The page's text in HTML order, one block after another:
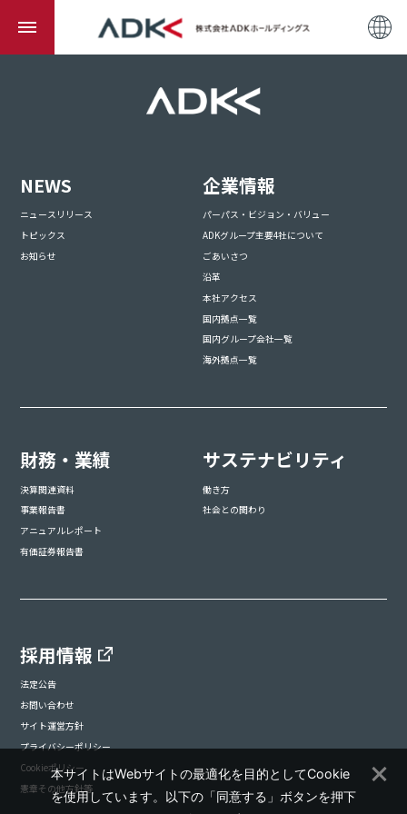
NEWS
ニュースリリース
トピックス
お知らせ
企業情報
パーパス・ビジョン・バリュー
ADKグループ主要4社について
ごあいさつ
沿革
本社アクセス
国内拠点一覧
国内グループ会社一覧
海外拠点一覧
財務・業績
決算関連資料
事業報告書
アニュアルレポート
有価証券報告書
サステナビリティ
働き方
社会との関わり
採用情報
法定公告
お問い合わせ
サイト運営方針
プライバシーポリシー
Cookieポリシー
憲章その他方針等
本サイトはWebサイトの最適化を目的としてCookie
を使用しています。以下の「同意する」ボタンを押下